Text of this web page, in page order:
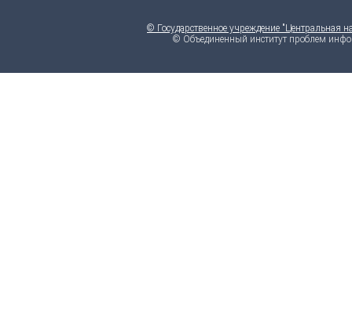
© Государственное учреждение
© Объединенный институт проблем